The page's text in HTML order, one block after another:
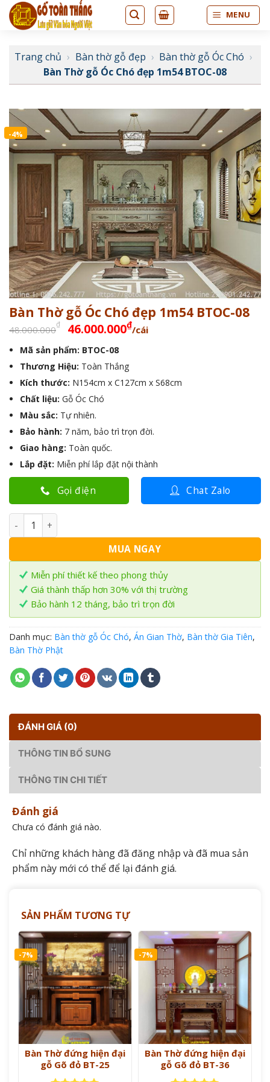
Bỏ
qua
dung
MENU
Trang chủ › Bàn thờ gỗ đẹp › Bàn thờ gỗ Óc Chó ›
Bàn Thờ gỗ Óc Chó đẹp 1m54 BTOC-08
-4%
Bàn Thờ gỗ Óc Chó đẹp 1m54 BTOC-08
48.000.000₫ Giá
gốc
là:
48.000.000₫.
46.000.000₫Giá
46.000.000₫.
/cái
Mã sản phẩm: BTOC-08
Thương Hiệu: Toàn Thắng
Kích thước: N154cm x C127cm x S68cm
Chất liệu: Gỗ Óc Chó
Màu sắc: Tự nhiên.
Bảo hành: 7 năm, bảo trì trọn đời.
Giao hàng: Toàn quốc.
Lắp đặt: Miễn phí lắp đặt nội thành
Gọi điện Chat Zalo
Bàn Thờ gỗ Óc Chó đẹp 1m54 BTOC-08 số lượng
MUA NGAY
Miễn phí thiết kế theo phong thủy
Giá thành thấp hơn 30% với thị trường
Bảo hành 12 tháng, bảo trì trọn đời
Danh mục: Bàn thờ gỗ Óc Chó, Án Gian Thờ, Bàn thờ Gia Tiên,
Bàn Thờ Phật
ĐÁNH GIÁ (0)
THÔNG TIN BỔ SUNG
THÔNG TIN CHI TIẾT
Đánh giá
Chưa có đánh giá nào.
Chỉ những khách hàng đã đăng nhập và đã mua sản
phẩm này mới có thể để lại đánh giá.
SẢN PHẨM TƯƠNG TỰ
-7%
Bàn Thờ đứng hiện đại
gỗ Gõ đỏ BT-25
-7%
Bàn Thờ đứng hiện đại
gỗ Gõ đỏ BT-36